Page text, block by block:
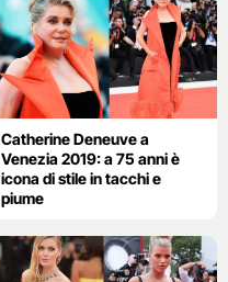
Catherine Deneuve a
Venezia 2019: a 75 anni è
icona di stile in tacchi e
piume